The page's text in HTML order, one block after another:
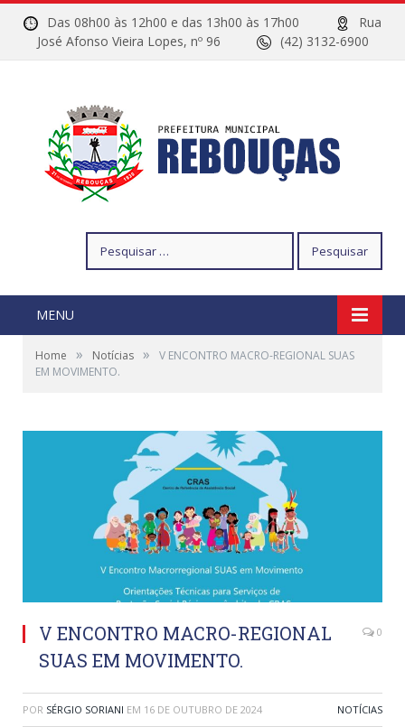
Das 08h00 às 12h00 e das 13h00 às 17h00
Rua
José Afonso Vieira Lopes, nº 96
(42) 3132-6900
por:
MENU
Home » Notícias »
V ENCONTRO MACRO-REGIONAL SUAS
EM MOVIMENTO.
V ENCONTRO MACRO-REGIONAL
SUAS EM MOVIMENTO.
0
POR SÉRGIO SORIANI EM 16 DE OUTUBRO DE 2024 NOTÍCIAS